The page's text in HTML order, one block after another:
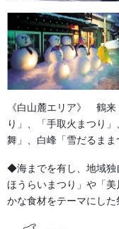
2. 地域の「
した。 金糸や銀糸をふ
繍）を施した豪華な懸
象徴として、代々大切
《白山麓エリア》 鶴
り」、「手取火まつり
舞」、白峰「雪だるまま
◆海までを有し、地域独
ほうらいまつり」や「
かな食材をテーマにした